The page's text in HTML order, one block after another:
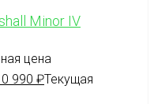
Minor IV
цена
990 ₽Текущая